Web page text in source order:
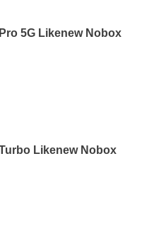
5G Likenew Nobox
Likenew Nobox